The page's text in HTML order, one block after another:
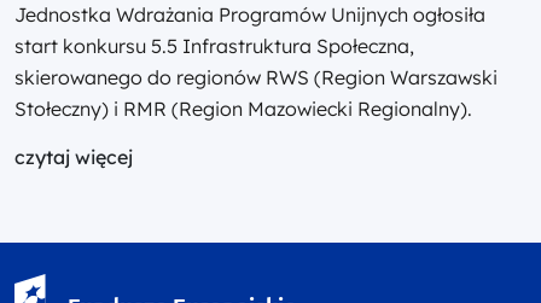
Jednostka Wdrażania Programów Unijnych ogłosiła
start konkursu 5.5 Infrastruktura Społeczna,
skierowanego do regionów RWS (Region Warszawski
Stołeczny) i RMR (Region Mazowiecki Regionalny).
czytaj więcej